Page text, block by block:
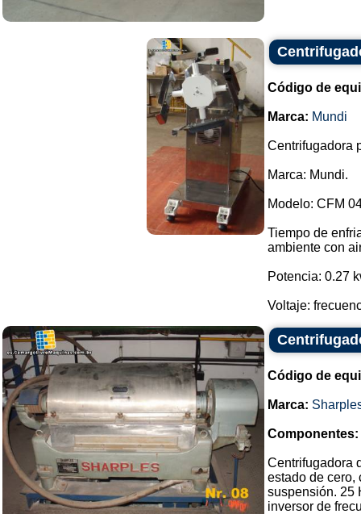
Código de
Marca: Mundi
Centrifugadora
Marca: Mundi.
Modelo: CFM
Tiempo de
ambiente con
Potencia: 0.27
Voltaje:
Código de
Marca:
Componentes:
Centrifugadora
estado de cero,
suspensión. 25
inversor de